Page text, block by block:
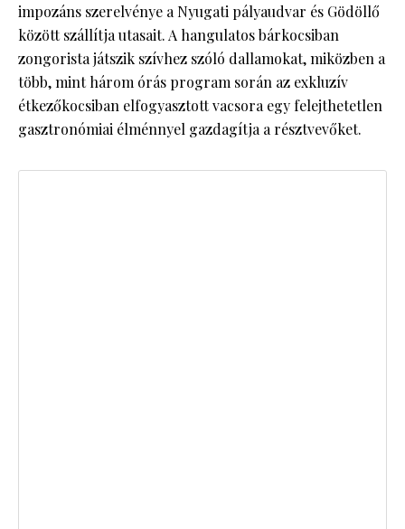
impozáns szerelvénye a Nyugati pályaudvar és Gödöllő
között szállítja utasait. A hangulatos bárkocsiban
zongorista játszik szívhez szóló dallamokat, miközben a
több, mint három órás program során az exkluzív
étkezőkocsiban elfogyasztott vacsora egy felejthetetlen
gasztronómiai élménnyel gazdagítja a résztvevőket.